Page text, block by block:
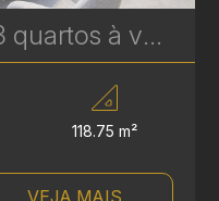
Apartamento com 3 quartos à venda no Água Verde - 118,75 m² - Le Sense | Ref. 1778
118.75 m²
VEJA MAIS